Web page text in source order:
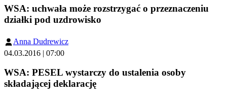
WSA: uchwała może rozstrzygać o przeznaczeniu
działki pod uzdrowisko
Anna Dudrewicz
04.03.2016 | 07:00
WSA: PESEL wystarczy do ustalenia osoby
składającej deklarację